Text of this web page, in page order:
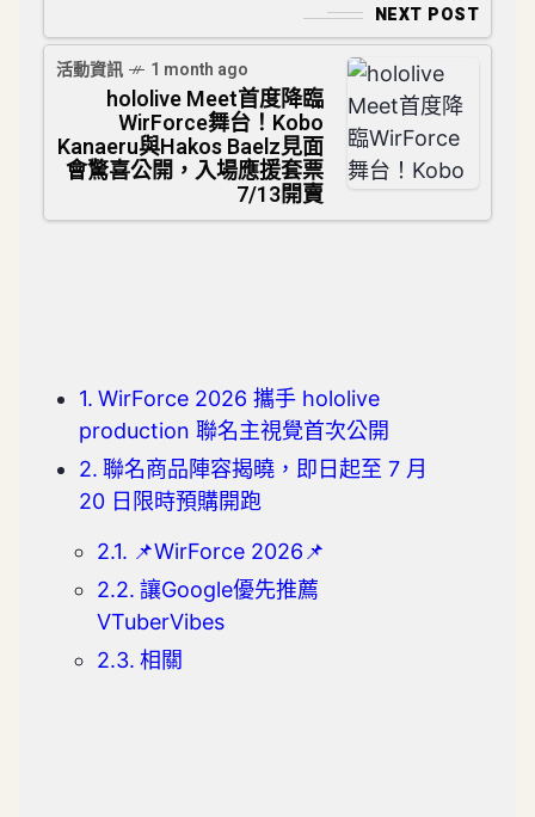
NEXT POST
活動資訊 1 month ago
hololive Meet首度降臨
WirForce舞台！Kobo
Kanaeru與Hakos Baelz見面
會驚喜公開，入場應援套票
7/13開賣
WirForce 2026 攜手 hololive
production 聯名主視覺首次公開
聯名商品陣容揭曉，即日起至 7 月
20 日限時預購開跑
📌WirForce 2026📌
讓Google優先推薦
VTuberVibes
相關